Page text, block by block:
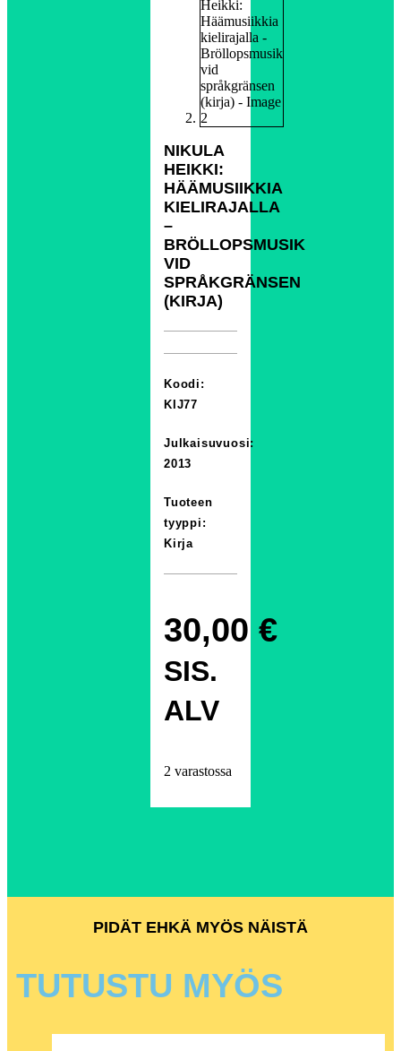
NIKULA
HEIKKI:
HÄÄMUSIIKKIA
KIELIRAJALLA
–
BRÖLLOPSMUSIK
VID
SPRÅKGRÄNSEN
(KIRJA)
Koodi:
KIJ77
Julkaisuvuosi:
2013
Tuoteen
tyyppi:
Kirja
30,00 €
SIS.
ALV
2 varastossa
PIDÄT EHKÄ MYÖS NÄISTÄ
TUTUSTU MYÖS